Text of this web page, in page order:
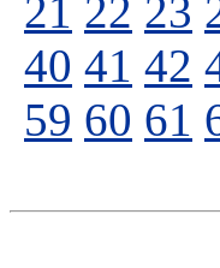
21 22 23
40 41 42
59 60 61